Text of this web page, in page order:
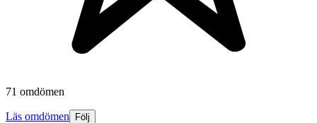
71 omdömen
Läs omdömen Följ